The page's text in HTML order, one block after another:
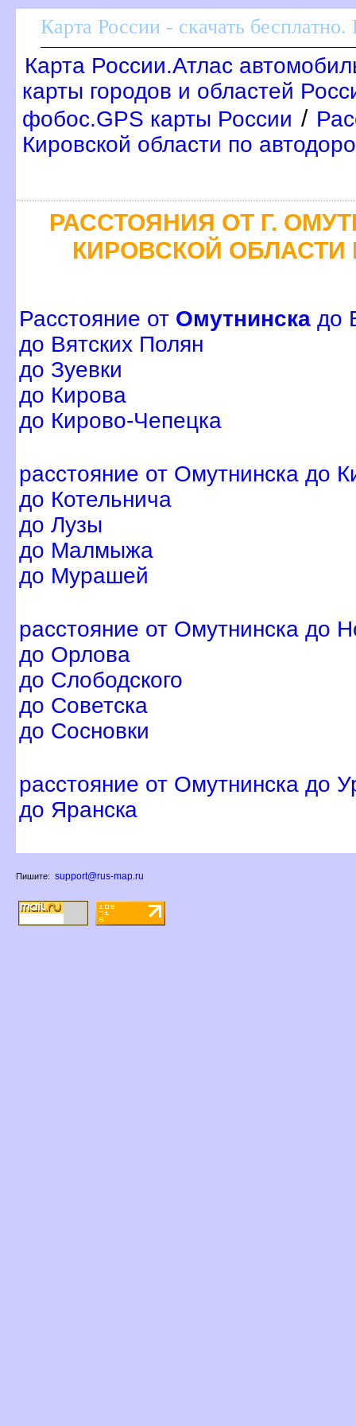
Карта России - скачать
Карта России.Атлас
карты городов и областей
фобос.GPS карты России /
Кировской области по
РАССТОЯНИЯ ОТ Г.
КИРОВСКОЙ
Расстояние от Омутнинска до
до Вятских Полян
до Зуевки
до Кирова
до Кирово-Чепецка
расстояние от Омутнинска до
до Котельнича
до Лузы
до Малмыжа
до Мурашей
расстояние от Омутнинска до
до Орлова
до Слободского
до Советска
до Сосновки
расстояние от Омутнинска до
до Яранска
Пишите: support@rus-map.ru